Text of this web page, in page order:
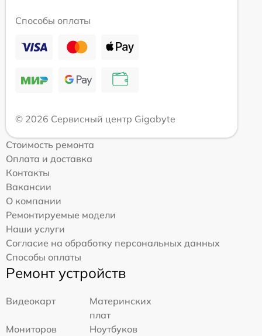
Способы оплаты
© 2026 Сервисный центр Gigabyte
Стоимость ремонта
Оплата и доставка
Контакты
Вакансии
О компании
Ремонтируемые модели
Наши услуги
Согласие на обработку персональных данных
Способы оплаты
Ремонт устройств
Видеокарт
Материнских
плат
Мониторов
Ноутбуков